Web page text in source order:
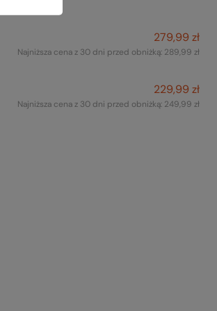
279,99 zł
Najniższa cena z 30 dni przed obniżką: 289,99 zł
229,99 zł
Najniższa cena z 30 dni przed obniżką: 249,99 zł